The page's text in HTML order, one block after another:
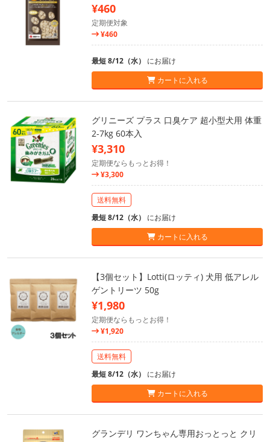
¥460
定期便対象
¥460
最短 8/12（水） にお届け
カートに入れる
グリニーズ プラス 口臭ケア 超小型犬用 体重
2-7kg 60本入
¥3,310
定期便ならもっとお得！
¥3,300
送料無料
最短 8/12（水） にお届け
カートに入れる
【3個セット】Lotti(ロッティ) 犬用 低アレル
ゲントリーツ 50g
¥1,980
定期便ならもっとお得！
¥1,920
送料無料
最短 8/12（水） にお届け
カートに入れる
グランデリ ワンちゃん専用おっとっと クリ